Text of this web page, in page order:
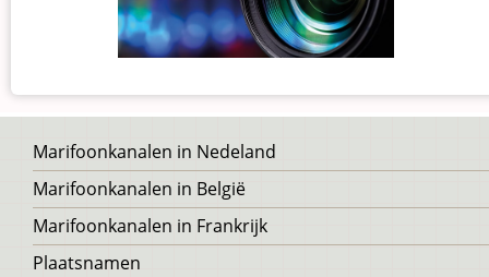
Voet
Marifoonkanalen in Nedeland
Marifoonkanalen in België
Marifoonkanalen in Frankrijk
Plaatsnamen